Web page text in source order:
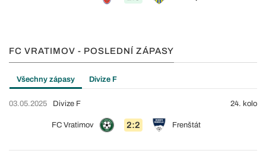
FC VRATIMOV - POSLEDNÍ ZÁPASY
Všechny zápasy Divize F
03.05.2025
FC Vratimov 2:2 Frenštát
Divize F 24. kolo